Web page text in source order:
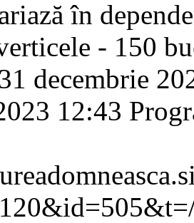
în
- 150
decembrie
12:43